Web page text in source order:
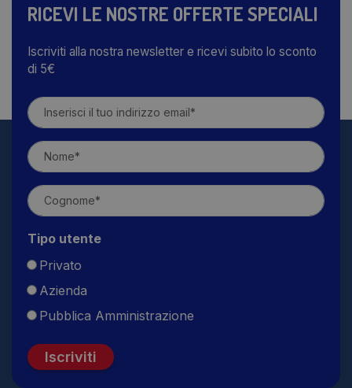
RICEVI LE NOSTRE OFFERTE SPECIALI
Iscriviti alla nostra newsletter e ricevi subito lo sconto
di 5€
Tipo utente
Privato
Azienda
Pubblica Amministrazione
Iscriviti